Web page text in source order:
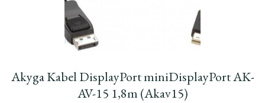
Akyga Kabel DisplayPort miniDisplayPort AK-
AV-15 1,8m (Akav15)